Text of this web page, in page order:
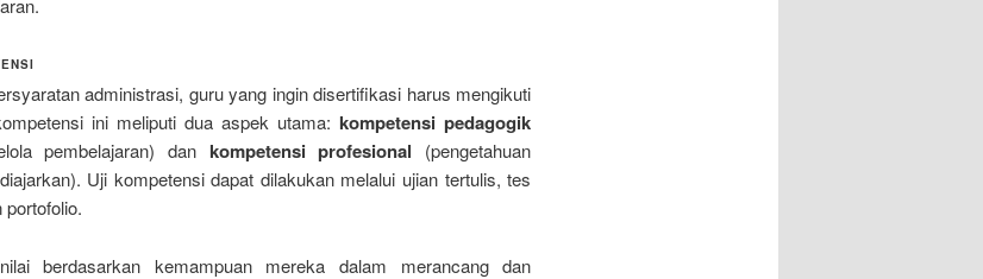
administrasi, guru yang ingin disertifikasi harus mengikuti
ini meliputi dua aspek utama:kompetensi pedagogik
pembelajaran) dan kompetensi profesional (pengetahuan
Uji kompetensi dapat dilakukan melalui ujian tertulis, tes
portofolio.
berdasarkan kemampuan mereka dalam merancang dan